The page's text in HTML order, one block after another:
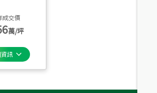
成交價
萬/坪
訊